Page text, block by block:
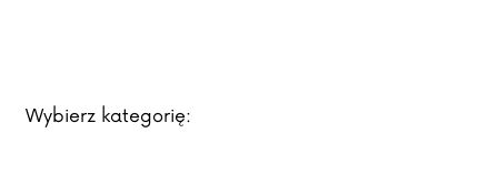
Wybierz kategorię: